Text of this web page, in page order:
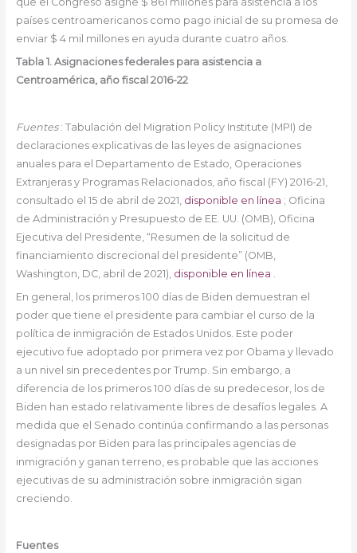
países centroamericanos como pago inicial de su promesa de
enviar $ 4 mil millones en ayuda durante cuatro años.
Tabla 1. Asignaciones federales para asistencia a
Centroamérica, año fiscal 2016-22
Fuentes: Tabulación del Migration Policy Institute (MPI) de
declaraciones explicativas de las leyes de asignaciones
anuales para el Departamento de Estado, Operaciones
Extranjeras y Programas Relacionados, año fiscal (FY) 2016-21,
consultado el 15 de abril de 2021, disponible en línea ; Oficina
de Administración y Presupuesto de EE. UU. (OMB), Oficina
Ejecutiva del Presidente, “Resumen de la solicitud de
financiamiento discrecional del presidente” (OMB,
Washington, DC, abril de 2021), disponible en línea .
En general, los primeros 100 días de Biden demuestran el
poder que tiene el presidente para cambiar el curso de la
política de inmigración de Estados Unidos. Este poder
ejecutivo fue adoptado por primera vez por Obama y llevado
a un nivel sin precedentes por Trump. Sin embargo, a
diferencia de los primeros 100 días de su predecesor, los de
Biden han estado relativamente libres de desafíos legales. A
medida que el Senado continúa confirmando a las personas
designadas por Biden para las principales agencias de
inmigración y ganan terreno, es probable que las acciones
ejecutivas de su administración sobre inmigración sigan
creciendo.
Fuentes